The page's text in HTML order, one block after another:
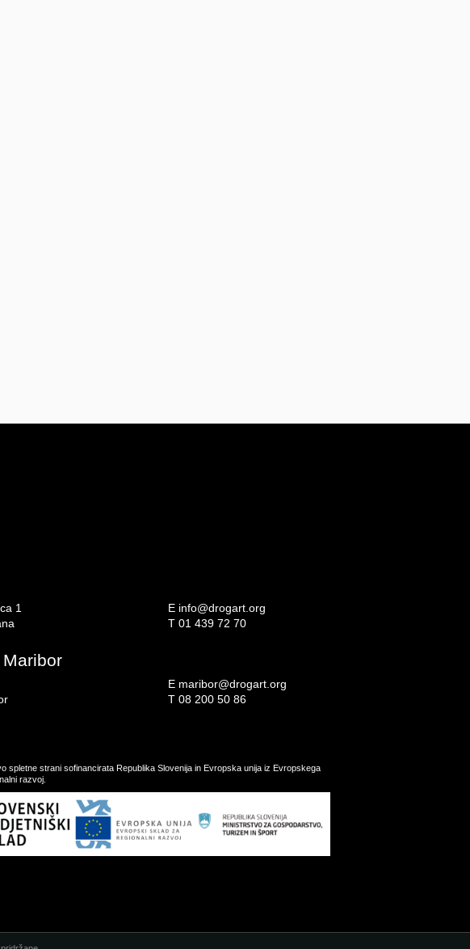
1
E info@drogart.org
T 01 439 72 70
E maribor@drogart.org
T 08 200 50 86
spletne strani sofinancirata Republika Slovenija in Evropska unija iz Evropskega
razvoj.